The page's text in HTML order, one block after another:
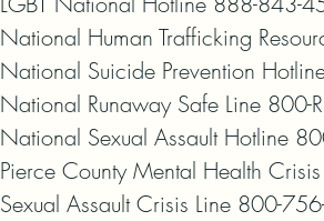
National Human Trafficking
National Suicide Prevention
National Runaway Safe Line 800-
National Sexual Assault Hotline
Pierce County Mental Health
Sexual Assault Crisis Line 800-